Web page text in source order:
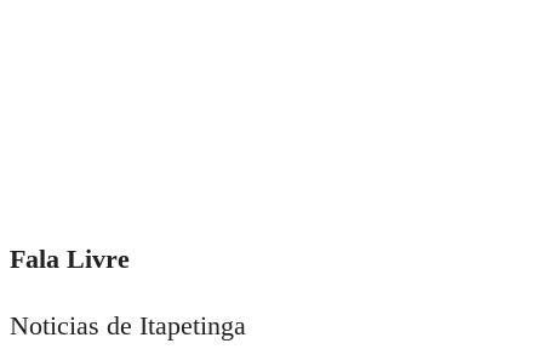
Fala Livre
Noticias de Itapetinga